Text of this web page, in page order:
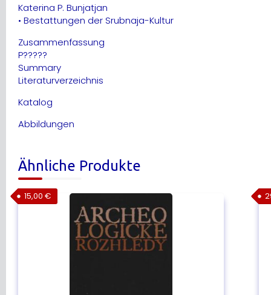
Katerina P. Bunjatjan
• Bestattungen der Srubnaja-Kultur
Zusammenfassung
P?????
Summary
Literaturverzeichnis
Katalog
Abbildungen
Ähnliche Produkte
15,00 €